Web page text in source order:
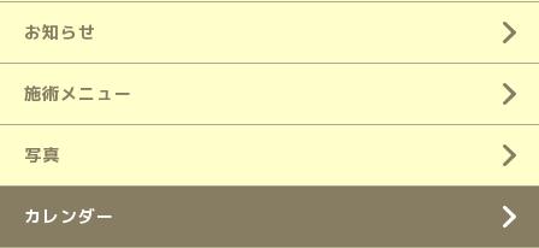
お知らせ
施術メニュー
写真
カレンダー